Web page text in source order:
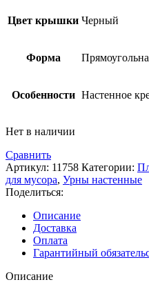
Цвет крышки Черный
Форма
Особенности Настенное
Нет в наличии
Сравнить
Артикул: 11758 Категории:
для мусора, Урны настенные
Поделиться:
Описание
Доставка
Оплата
Гарантийный
Описание